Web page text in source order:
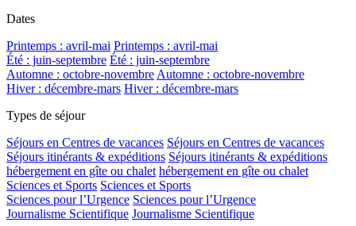
Dates
Printemps : avril-mai Printemps : avril-mai
Été : juin-septembre Été : juin-septembre
Automne : octobre-novembreAutomne : octobre-novembre
Hiver : décembre-mars Hiver : décembre-mars
Types de séjour
Séjours en Centres de vacances Séjours en Centres de vacances
Séjours itinérants & expéditions Séjours itinérants & expéditions
hébergement en gîte ou chalet hébergement en gîte ou chalet
Sciences et Sports Sciences et Sports
Sciences pour l’Urgence Sciences pour l’Urgence
Journalisme Scientifique Journalisme Scientifique